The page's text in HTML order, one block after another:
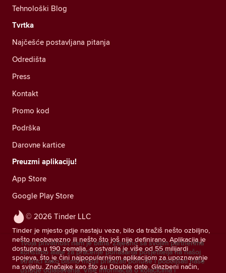
© 2026 Tinder LLC
Tinder je mjesto gdje nastaju veze, bilo da tražiš nešto ozbiljno,
nešto neobavezno ili nešto što još nije definirano. Aplikacija je
dostupna u 190 zemalja, a ostvarila je više od 55 milijardi
spojeva, što je čini najpopularnijom aplikacijom za upoznavanje
na svijetu. Značajke kao što su Double date, Glazbeni način,
Tehnološki Blog
Tvrtka
Najčešće postavljana pitanja
Odredišta
Press
Kontakt
Promo kod
Podrška
Darovne kartice
Preuzmi aplikaciju!
App Store
Google Play Store
Tvoja privatnost nam je bitna. Zajedno sa svojim partnerima
koristimo alate za praćenje ponašanja posjetitelja na našoj
stranici kako bismo mogli prikazati ponude i poboljšati naše
usluge oglašavanja. Više informacija o kolačićima i